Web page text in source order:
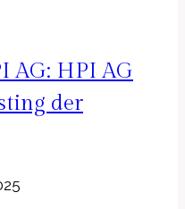
AG: HPI AG
der